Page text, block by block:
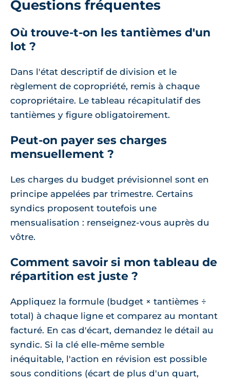
Questions fréquentes
Où trouve-t-on les tantièmes d'un
lot ?
Dans l'état descriptif de division et le
règlement de copropriété, remis à chaque
copropriétaire. Le tableau récapitulatif des
tantièmes y figure obligatoirement.
Peut-on payer ses charges
mensuellement ?
Les charges du budget prévisionnel sont en
principe appelées par trimestre. Certains
syndics proposent toutefois une
mensualisation : renseignez-vous auprès du
vôtre.
Comment savoir si mon tableau de
répartition est juste ?
Appliquez la formule (budget × tantièmes ÷
total) à chaque ligne et comparez au montant
facturé. En cas d'écart, demandez le détail au
syndic. Si la clé elle-même semble
inéquitable, l'action en révision est possible
sous conditions (écart de plus d'un quart,